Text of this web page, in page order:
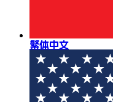
繁体中文